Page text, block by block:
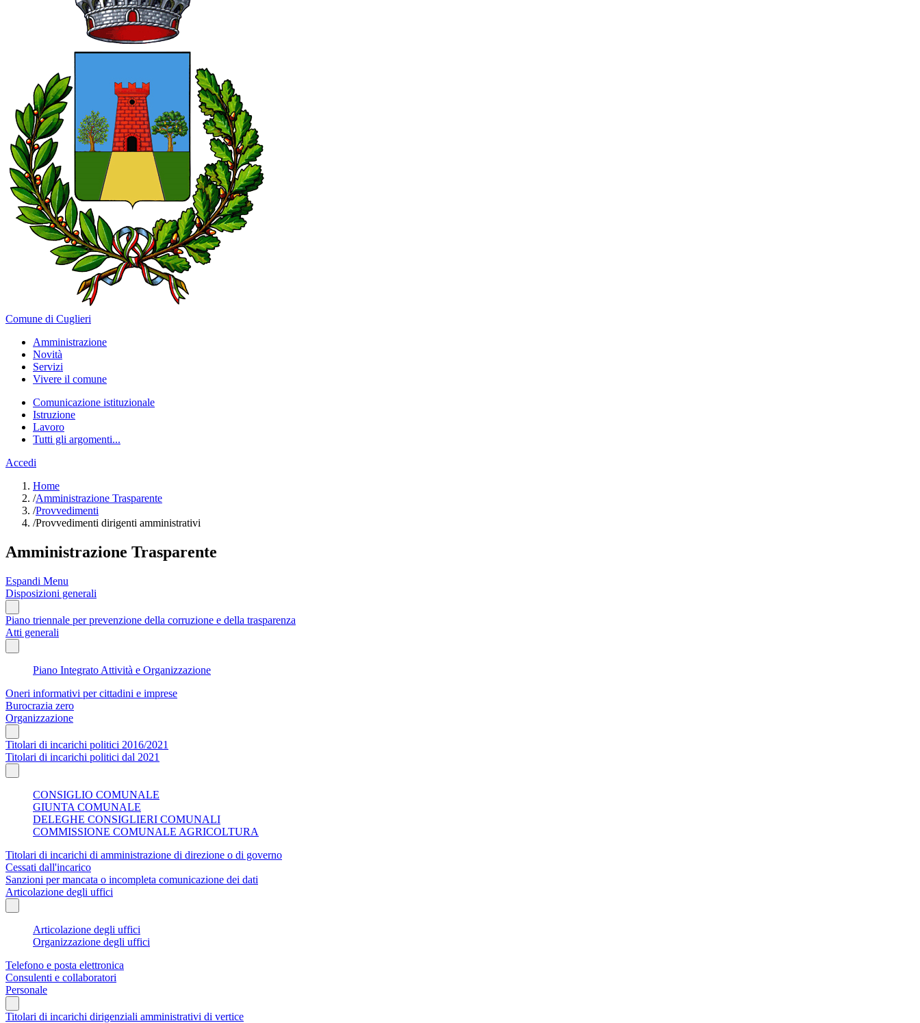
Comune di Cuglieri
Amministrazione
Novità
Servizi
Vivere il comune
Comunicazione istituzionale
Istruzione
Lavoro
Tutti gli argomenti...
Accedi
Home
/Amministrazione Trasparente
/Provvedimenti
/Provvedimenti dirigenti amministrativi
Amministrazione Trasparente
Espandi Menu
Disposizioni generali
Piano triennale per prevenzione della corruzione e della trasparenza
Atti generali
Piano Integrato Attività e Organizzazione
Oneri informativi per cittadini e imprese
Burocrazia zero
Organizzazione
Titolari di incarichi politici 2016/2021
Titolari di incarichi politici dal 2021
CONSIGLIO COMUNALE
GIUNTA COMUNALE
DELEGHE CONSIGLIERI COMUNALI
COMMISSIONE COMUNALE AGRICOLTURA
Titolari di incarichi di amministrazione di direzione o di governo
Cessati dall'incarico
Sanzioni per mancata o incompleta comunicazione dei dati
Articolazione degli uffici
Articolazione degli uffici
Organizzazione degli uffici
Telefono e posta elettronica
Consulenti e collaboratori
Personale
Titolari di incarichi dirigenziali amministrativi di vertice